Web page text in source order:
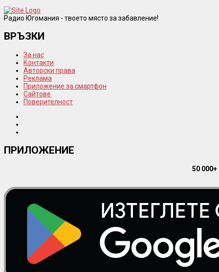
Радио Югомания - твоето място за забавление!
ВРЪЗКИ
За нас
Контакти
Авторски права
Реклама
Приложение за смартфон
Сайтове
Поверителност
ПРИЛОЖЕНИЕ
50